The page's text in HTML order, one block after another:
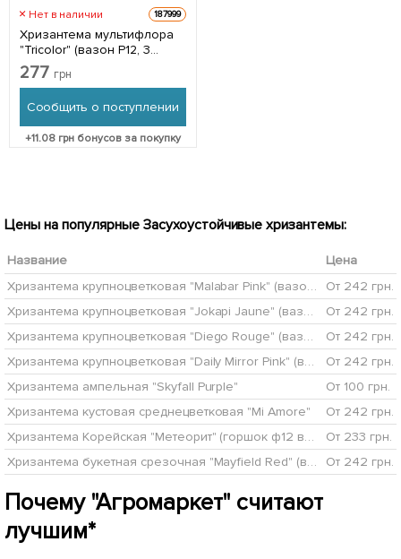
Нет в наличии 187999
Хризантема мультифлора
"Tricolor" (вазон Р12, 3
цветка в горшке) 3
саженца в упаковке
277 грн
Сообщить о поступлении
+11.08грн бонусов за покупку
Цены на популярные Засухоустойчивые хризантемы:
Название
Цена
Хризантема крупноцветковая "Malabar Pink" (вазон С1 высота 20-30см)
От 242 грн.
Хризантема крупноцветковая "Jokapi Jaune" (вазон С1 высота 20-30см)
От 242 грн.
Хризантема крупноцветковая "Diego Rouge" (вазон С1 высота 20-30см)
От 242 грн.
Хризантема крупноцветковая "Daily Mirror Pink" (вазон С1 высота 20-30см)
От 242 грн.
Хризантема ампельная "Skyfall Purple"
От 100 грн.
Хризантема кустовая среднецветковая "Mi Amore"
От 242 грн.
Хризантема Корейская "Метеорит" (горшок ф12 высота 20-30см)
От 233 грн.
Хризантема букетная срезочная "Mayfield Red" (вазон С1 высота 20-30см)
От 242 грн.
Почему "Агромаркет" считают
лучшим*